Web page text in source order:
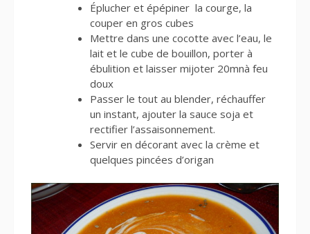
Éplucher et épépiner la courge, la
couper en gros cubes
Mettre dans une cocotte avec l’eau, le
lait et le cube de bouillon, porter à
ébulition et laisser mijoter 20mnà feu
doux
Passer le tout au blender, réchauffer
un instant, ajouter la sauce soja et
rectifier l’assaisonnement.
Servir en décorant avec la crème et
quelques pincées d’origan